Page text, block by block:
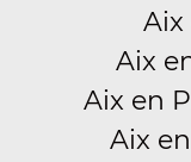
Aix
Aix
Aix en
Aix